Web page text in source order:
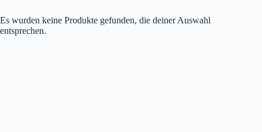
Es wurden keine Produkte gefunden, die deiner Auswahl
entsprechen.